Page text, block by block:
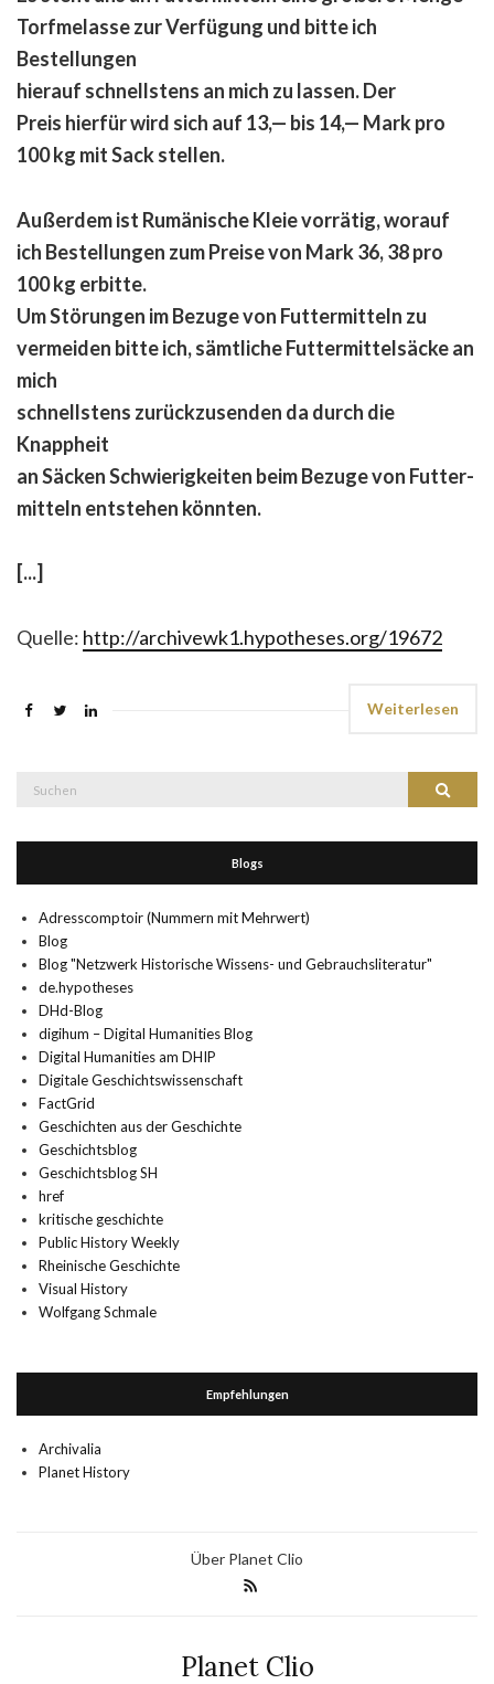
Torfmelasse zur Verfügung und bitte ich
Bestellungen
hierauf schnellstens an mich zu lassen. Der
Preis hierfür wird sich auf 13,— bis 14,— Mark pro
100 kg mit Sack stellen.
Außerdem ist Rumänische Kleie vorrätig, worauf
ich Bestellungen zum Preise von Mark 36, 38 pro
100 kg erbitte.
Um Störungen im Bezuge von Futtermitteln zu
vermeiden bitte ich, sämtliche Futtermittelsäcke an
mich
schnellstens zurückzusenden da durch die
Knappheit
an Säcken Schwierigkeiten beim Bezuge von Futter-
mitteln entstehen könnten.
[...]
Quelle: http://archivewk1.hypotheses.org/19672
Weiterlesen
Suchen
Blogs
Adresscomptoir (Nummern mit Mehrwert)
Blog
Blog "Netzwerk Historische Wissens- und Gebrauchsliteratur"
de.hypotheses
DHd-Blog
digihum – Digital Humanities Blog
Digital Humanities am DHIP
Digitale Geschichtswissenschaft
FactGrid
Geschichten aus der Geschichte
Geschichtsblog
Geschichtsblog SH
href
kritische geschichte
Public History Weekly
Rheinische Geschichte
Visual History
Wolfgang Schmale
Empfehlungen
Archivalia
Planet History
Über Planet Clio
Planet Clio